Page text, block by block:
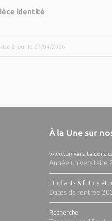
identité
à jour le 27/04/2026
À la Une sur
Année universitaire
Etudiants & futurs
Dates de rentrée
Recherche